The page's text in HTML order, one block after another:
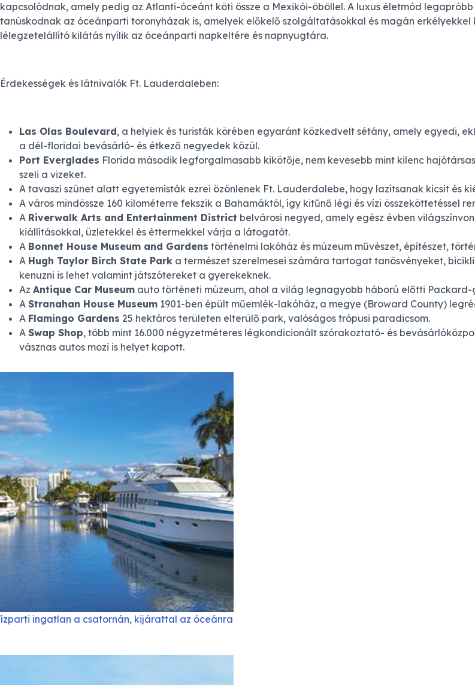
kapcsolódnak, amely pedig az Atlanti-óceánt köti össze a Mexikói-öböllel. A luxus életmód
tanúskodnak az óceánparti toronyházak is, amelyek előkelő szolgáltatásokkal és magán
lélegzetelállító kilátás nyílik az óceánparti napkeltére és napnyugtára.
Érdekességek és látnivalók Ft. Lauderdaleben:
Las Olas Boulevard, a helyiek és turisták körében egyaránt közkedvelt sétány, amely egyedi,
a dél-floridai bevásárló- és étkező negyedek közül.
Port Everglades Florida második legforgalmasabb kikötője, nem kevesebb mint kilenc
szeli a vizeket.
A tavaszi szünet alatt egyetemisták ezrei özönlenek Ft. Lauderdalebe, hogy lazítsanak kicsit és
A város mindössze 160 kilométerre fekszik a Bahamáktól, így kitűnő légi és vízi összeköttetéssel
A Riverwalk Arts and Entertainment District belvárosi negyed, amely egész évben
kiállításokkal, üzletekkel és éttermekkel várja a látogatót.
A Bonnet House Museum and Gardens történelmi lakóház és múzeum művészet, építészet,
A Hugh Taylor Birch State Park a természet szerelmesei számára tartogat tanösvényeket,
kenuzni is lehet valamint játszótereket a gyerekeknek.
Az Antique Car Museum auto történeti múzeum, ahol a világ legnagyobb háború előtti
A Stranahan House Museum 1901-ben épült műemlék-lakóház, a megye (Broward County)
A Flamingo Gardens 25 hektáros területen elterülő park, valóságos trópusi paradicsom.
A Swap Shop, több mint 16.000 négyzetméteres légkondicionált szórakoztató- és
vásznas autos mozi is helyet kapott.
ingatlan a csatornán, kijárattal az óceánra